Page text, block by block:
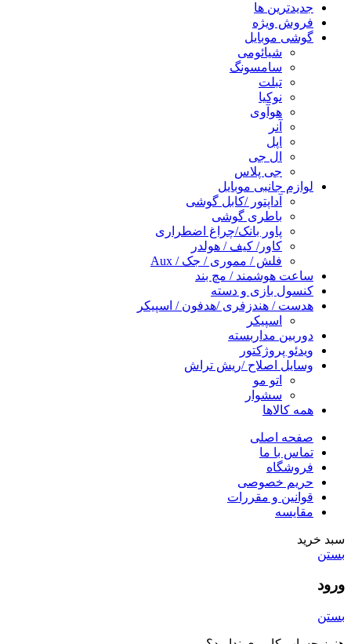
جدیدترین ها
فروش ویژه
گوشی موبایل
شیائومی
سامسونگ
تبلت
نوکیا
هوآوی
آنر
اپل
ال جی
جی پلاس
لوازم جانبی موبایل
آداپتور /کابل گوشی
باطری گوشی
پاور بانک/چراغ اضطراری
کاور/ کیف / هولدر
فلش / مموری / جک / Aux
ساعت هوشمند / مچ بند
کنسول بازی و دسته
هدست / هندزفری /هدفون / اسپیکر
اسپیکر
دوربین مداربسته
ویدئو پروژکتور
وسایل اصلاح /ریش تراش
اتو مو
سشوار
همه کالاها
صفحه اصلی
تماس با ما
فروشگاه
حریم خصوصی
قوانین و مقررات
مقایسه
سبد خرید
بستن
ورود
بستن